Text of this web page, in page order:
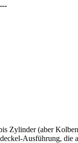
Zylinder (aber
Ausführung, die